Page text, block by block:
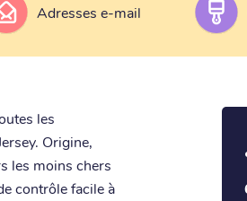
Adresses e-mail
les
Origine,
les moins chers
contrôle facile à